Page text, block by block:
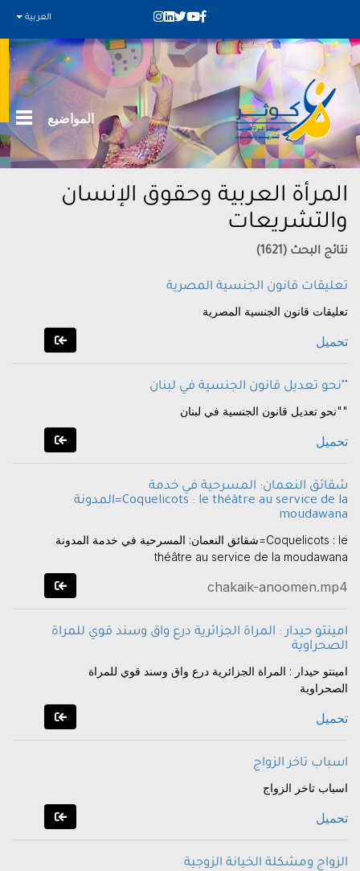
العربية
المواضيع
المرأة العربية وحقوق الإنسان
والتشريعات
نتائج البحث (1621)
تعليقات قانون الجنسية المصرية
تعليقات قانون الجنسية المصرية
تحميل
نحو تعديل قانون الجنسية في لبنان""
نحو تعديل قانون الجنسية في لبنان""
تحميل
شقائق النعمان: المسرحية في خدمة
المدونة=Coquelicots : le théâtre au service de la
moudawana
شقائق النعمان: المسرحية في خدمة المدونة=Coquelicots : le
théâtre au service de la moudawana
chakaik-anoomen.mp4
امينتو حيدار : المراة الجزائرية درع واق وسند قوي للمراة
الصحراوية
امينتو حيدار : المراة الجزائرية درع واق وسند قوي للمراة
الصحراوية
تحميل
اسباب تاخر الزواج
اسباب تاخر الزواج
تحميل
الزواج ومشكلة الخيانة الزوجية